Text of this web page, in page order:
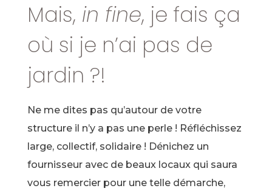
Mais, in fine, je fais ça
où si je n’ai pas de
jardin ?!
Ne me dites pas qu’autour de votre
structure il n’y a pas une perle ! Réfléchissez
large, collectif, solidaire ! Dénichez un
fournisseur avec de beaux locaux qui saura
vous remercier pour une telle démarche,